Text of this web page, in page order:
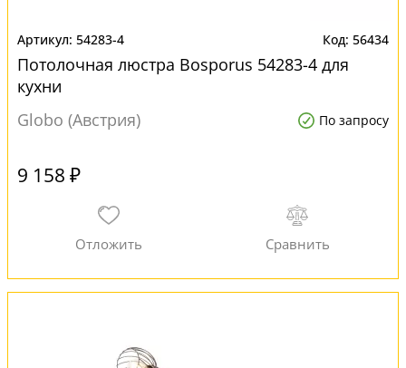
54283-4 56434
Потолочная люстра Bosporus 54283-4 для
кухни
Globo (Австрия)
По запросу
9 158 ₽